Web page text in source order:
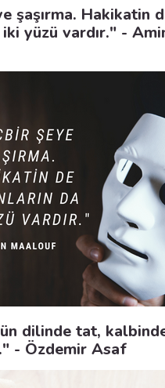
şaşırma. Hakikatin
iki yüzü vardır." -
dilinde tat,
- Özdemir Asaf